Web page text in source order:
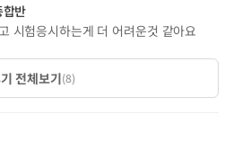
반
시험응시하는게 더 어려운것 같아요
전체보기(8)